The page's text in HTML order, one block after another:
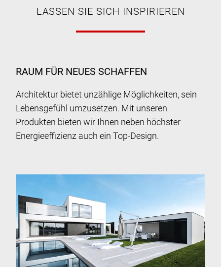
LASSEN SIE SICH INSPIRIEREN
RAUM FÜR NEUES SCHAFFEN
Architektur bietet unzählige Möglichkeiten, sein
Lebensgefühl umzusetzen. Mit unseren
Produkten bieten wir Ihnen neben höchster
Energieeffizienz auch ein Top-Design.